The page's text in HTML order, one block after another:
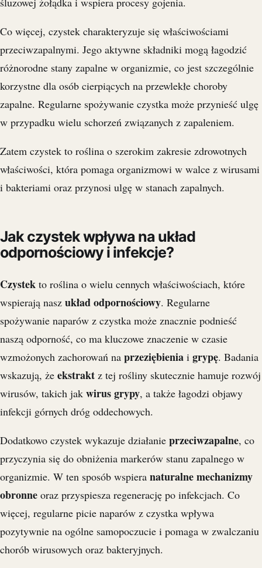
Co więcej, czystek charakteryzuje się właściwościami
przeciwzapalnymi. Jego aktywne składniki mogą łagodzić
różnorodne stany zapalne w organizmie, co jest szczególnie
korzystne dla osób cierpiących na przewlekłe choroby
zapalne. Regularne spożywanie czystka może przynieść ulgę
w przypadku wielu schorzeń związanych z zapaleniem.
Zatem czystek to roślina o szerokim zakresie zdrowotnych
właściwości, która pomaga organizmowi w walce z wirusami
i bakteriami oraz przynosi ulgę w stanach zapalnych.
Jak czystek wpływa na układ
odpornościowy i infekcje?
Czystek to roślina o wielu cennych właściwościach, które
wspierają nasz układ odpornościowy. Regularne
spożywanie naparów z czystka może znacznie podnieść
naszą odporność, co ma kluczowe znaczenie w czasie
wzmożonych zachorowań na przeziębienia i grypę. Badania
wskazują, że ekstrakt z tej rośliny skutecznie hamuje rozwój
wirusów, takich jak wirus grypy, a także łagodzi objawy
infekcji górnych dróg oddechowych.
Dodatkowo czystek wykazuje działanie przeciwzapalne, co
przyczynia się do obniżenia markerów stanu zapalnego w
organizmie. W ten sposób wspiera naturalne mechanizmy
obronne oraz przyspiesza regenerację po infekcjach. Co
więcej, regularne picie naparów z czystka wpływa
pozytywnie na ogólne samopoczucie i pomaga w zwalczaniu
chorób wirusowych oraz bakteryjnych.